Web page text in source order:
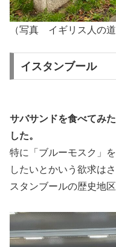
（写真 イギリス人の道
イスタンブール
サバサンドを食べてみ
した。
特に「ブルーモスク」
したいとかいう欲求は
スタンブールの歴史地